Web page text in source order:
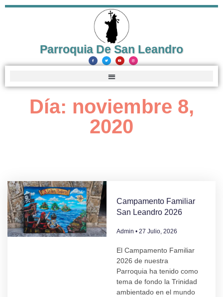
Parroquia De San Leandro
Día: noviembre 8,
2020
Campamento Familiar
San Leandro 2026
Admin 27 Julio, 2026
El Campamento Familiar
2026 de nuestra
Parroquia ha tenido como
tema de fondo la Trinidad
ambientado en el mundo